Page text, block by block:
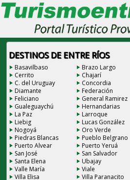
DESTINOS DE ENTRE RÍOS
Basavilbaso Brazo Largo
Cerrito
Chajarí
C. del Uruguay
Concordia
Diamante
Federación
Feliciano
General Ramirez
Gualeguaychú
Hernandarias
La Paz
Larroque
Liebig
Lucas González
Nogoyá
Oro Verde
Piedras Blancas
Pueblo Belgrano
Puerto Alvear
Puerto Yeruá
San José
San Salvador
Santa Elena
Ubajay
Valle María
Viale
Villa Elisa
Villa Paranacito